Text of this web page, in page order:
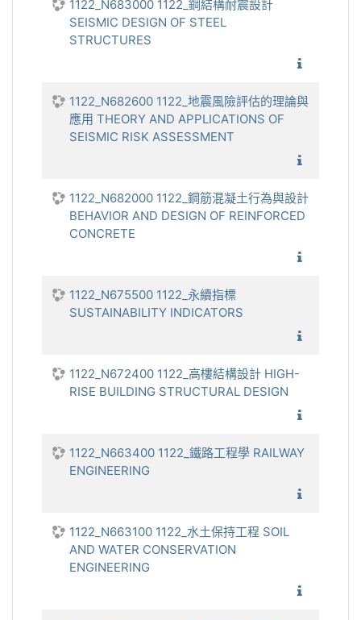
1122_N683000 1122_鋼結構耐震設計
SEISMIC DESIGN OF STEEL
STRUCTURES
1122_N682600 1122_地震風險評估的理論與
應用 THEORY AND APPLICATIONS OF
SEISMIC RISK ASSESSMENT
1122_N682000 1122_鋼筋混凝土行為與設計
BEHAVIOR AND DESIGN OF REINFORCED
CONCRETE
1122_N675500 1122_永續指標
SUSTAINABILITY INDICATORS
1122_N672400 1122_高樓結構設計 HIGH-
RISE BUILDING STRUCTURAL DESIGN
1122_N663400 1122_鐵路工程學 RAILWAY
ENGINEERING
1122_N663100 1122_水土保持工程 SOIL
AND WATER CONSERVATION
ENGINEERING